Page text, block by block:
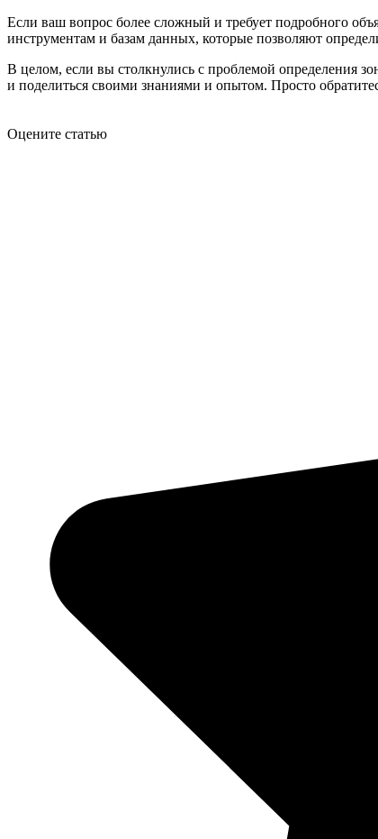
Если ваш вопрос более сложный и требует подробного
инструментам и базам данных, которые позволяют
В целом, если вы столкнулись с проблемой определения
и поделиться своими знаниями и опытом. Просто
Оцените статью